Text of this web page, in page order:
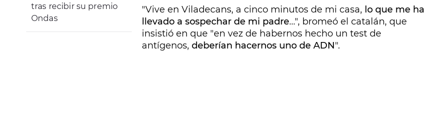
tras recibir su premio
Ondas
"Vive en Viladecans, a cinco minutos de mi casa, lo que me ha
llevado a sospechar de mi padre...", bromeó el catalán, que
insistió en que "en vez de habernos hecho un test de
antígenos, deberían hacernos uno de ADN".